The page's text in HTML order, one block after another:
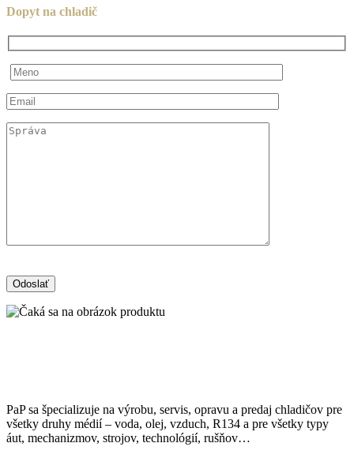
Dopyt na chladič
PaP sa špecializuje na výrobu, servis, opravu a predaj chladičov pre
všetky druhy médií – voda, olej, vzduch, R134 a pre všetky typy
áut, mechanizmov, strojov, technológií, rušňov…